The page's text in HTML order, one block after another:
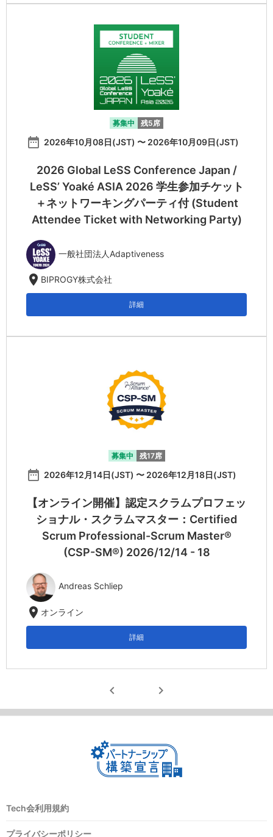
募集中 残5席
date_range 2026年10月08日(JST) 〜 2026年10月09日(JST)
2026 Global LeSS Conference Japan /
LeSS’ Yoaké ASIA 2026 学生参加チケット
＋ネットワーキングパーティ付 (Student
Attendee Ticket with Networking Party)
一般社団法人Adaptiveness
location_on BIPROGY株式会社
詳細
募集中 残17席
date_range 2026年12月14日(JST) 〜 2026年12月18日(JST)
【オンライン開催】認定スクラムプロフェッ
ショナル・スクラムマスター：Certified
Scrum Professional-Scrum Master®
(CSP-SM®) 2026/12/14 - 18
Andreas Schliep
location_on オンライン
詳細
chevron_left chevron_right
Tech会利用規約
プライバシーポリシー